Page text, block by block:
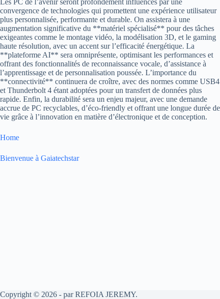
Les PC de l’avenir seront profondément influencés par une
convergence de technologies qui promettent une expérience utilisateur
plus personnalisée, performante et durable. On assistera à une
augmentation significative du **matériel spécialisé** pour des tâches
exigeantes comme le montage vidéo, la modélisation 3D, et le gaming
haute résolution, avec un accent sur l’efficacité énergétique. La
**plateforme AI** sera omniprésente, optimisant les performances et
offrant des fonctionnalités de reconnaissance vocale, d’assistance à
l’apprentissage et de personnalisation poussée. L’importance du
**connectivité** continuera de croître, avec des normes comme USB4
et Thunderbolt 4 étant adoptées pour un transfert de données plus
rapide. Enfin, la durabilité sera un enjeu majeur, avec une demande
accrue de PC recyclables, d’éco-friendly et offrant une longue durée de
vie grâce à l’innovation en matière d’électronique et de conception.
Home
Bienvenue à Gaiatechstar
Copyright © 2026 - par REFOIA JEREMY.